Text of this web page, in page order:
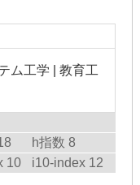
ム工学 | 教育工
h指数 8
10 i10-index 12